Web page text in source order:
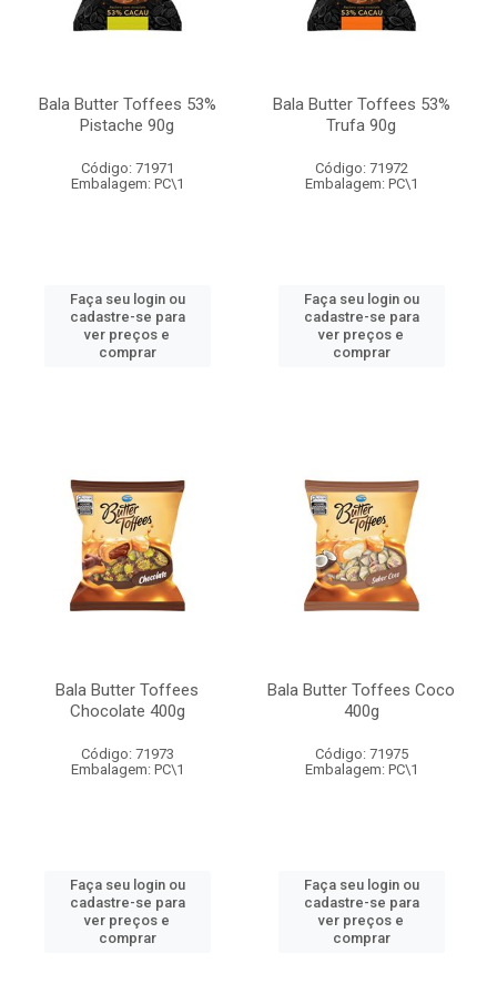
Bala Butter Toffees 53%
Pistache 90g
Código: 71971
Embalagem: PC\1
Faça seu login ou
cadastre-se para
ver preços e
comprar
Bala Butter Toffees 53%
Trufa 90g
Código: 71972
Embalagem: PC\1
Faça seu login ou
cadastre-se para
ver preços e
comprar
Bala Butter Toffees
Chocolate 400g
Código: 71973
Embalagem: PC\1
Faça seu login ou
cadastre-se para
ver preços e
comprar
Bala Butter Toffees Coco
400g
Código: 71975
Embalagem: PC\1
Faça seu login ou
cadastre-se para
ver preços e
comprar